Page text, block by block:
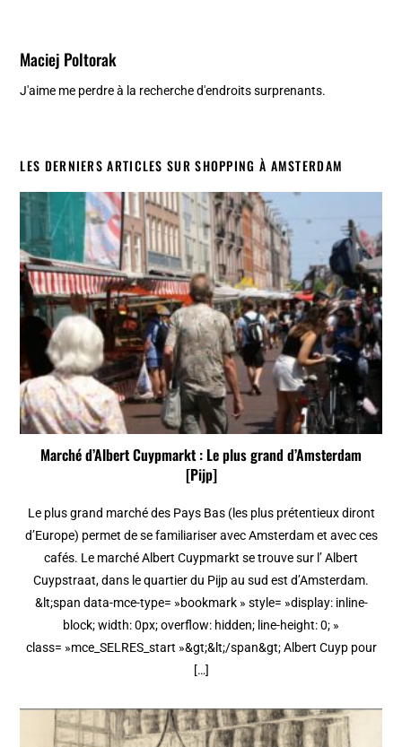
Maciej Poltorak
J'aime me perdre à la recherche d'endroits surprenants.
LES DERNIERS ARTICLES SUR SHOPPING À AMSTERDAM
Marché d’Albert Cuypmarkt : Le plus grand d’Amsterdam
[Pijp]
Le plus grand marché des Pays Bas (les plus prétentieux diront
d’Europe) permet de se familiariser avec Amsterdam et avec ces
cafés. Le marché Albert Cuypmarkt se trouve sur l’ Albert
Cuypstraat, dans le quartier du Pijp au sud est d’Amsterdam.
&lt;span data-mce-type= »bookmark » style= »display: inline-
block; width: 0px; overflow: hidden; line-height: 0; »
class= »mce_SELRES_start »&gt; &lt;/span&gt; Albert Cuyp pour
[…]